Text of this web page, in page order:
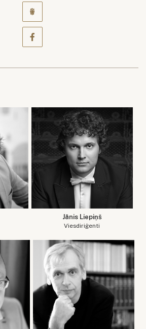
Jānis Liepiņš
Viesdiriģenti